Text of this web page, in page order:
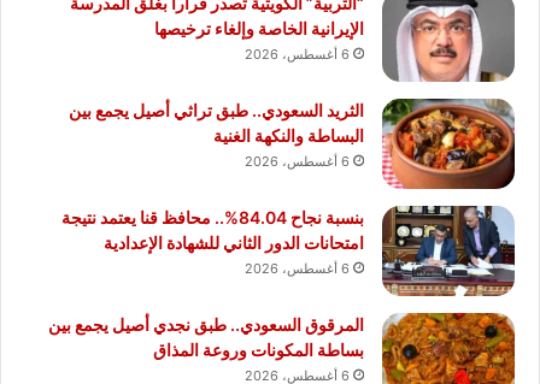
الإيرانية الخاصة وإلغاء ترخيصها
6 أغسطس، 2026
الثريد السعودي.. طبق تراثي أصيل يجمع بين
البساطة والنكهة الغنية
6 أغسطس، 2026
بنسبة نجاح 84.04%.. محافظ قنا يعتمد نتيجة
امتحانات الدور الثاني للشهادة الإعدادية
6 أغسطس، 2026
المرقوق السعودي.. طبق نجدي أصيل يجمع بين
بساطة المكونات وروعة المذاق
6 أغسطس، 2026